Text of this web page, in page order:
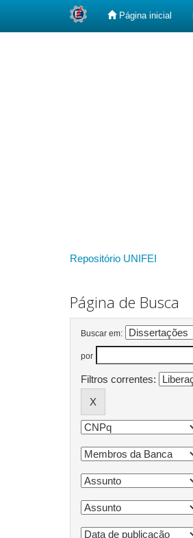
Página inicial
Repositório UNIFEI
Página de Busca
Buscar em:
por
Filtros correntes: